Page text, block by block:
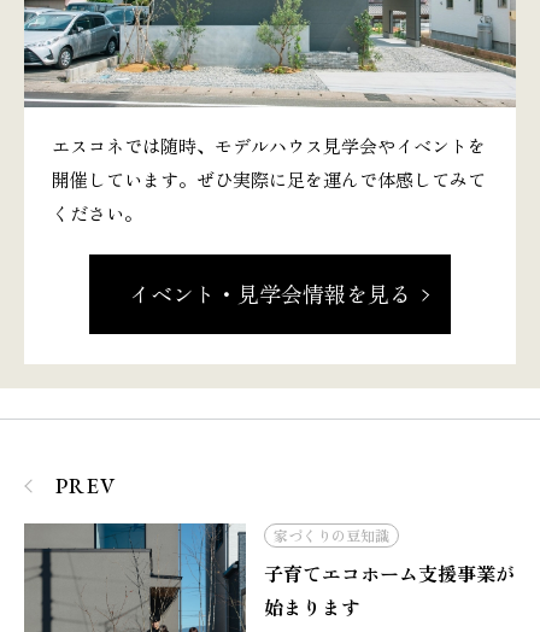
エスコネでは随時、モデルハウス見学会やイベントを
開催しています。ぜひ実際に足を運んで体感してみて
ください。
イベント・見学会情報を見る
PREV
家づくりの豆知識
子育てエコホーム支援事業が
始まります